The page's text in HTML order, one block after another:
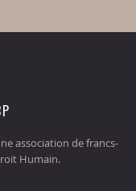
association de francs-
Humain.